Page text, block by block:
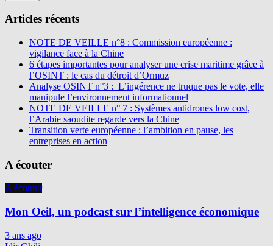
Articles récents
NOTE DE VEILLE n°8 : Commission européenne :
vigilance face à la Chine
6 étapes importantes pour analyser une crise maritime grâce à
l’OSINT : le cas du détroit d’Ormuz
Analyse OSINT n°3 : L’ingérence ne truque pas le vote, elle
manipule l’environnement informationnel
NOTE DE VEILLE n° 7 : Systèmes antidrones low cost,
l’Arabie saoudite regarde vers la Chine
Transition verte européenne : l’ambition en pause, les
entreprises en action
A écouter
A écouter
Mon Oeil, un podcast sur l’intelligence économique
3 ans ago